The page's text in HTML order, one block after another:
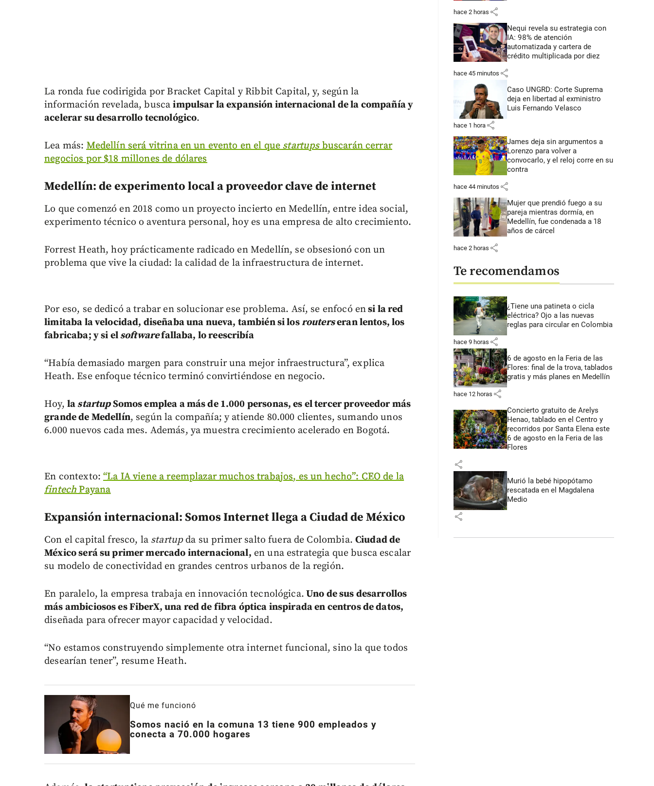
La ronda fue codirigida por Bracket Capital y Ribbit Capital, y, según la
información revelada, buscaimpulsar la expansión internacional de la compañía y
acelerar su desarrollo tecnológico.
Lea más:Medellín será vitrina en un evento en el questartupsbuscarán cerrar
negocios por $18 millones de dólares
Medellín: de experimento local a proveedor clave de internet
Lo que comenzó en 2018 como un proyecto incierto en Medellín, entre idea social,
experimento técnico o aventura personal, hoy es una empresa de alto crecimiento.
Forrest Heath, hoy prácticamente radicado en Medellín, se obsesionó con un
problema que vive la ciudad: la calidad de la infraestructura de internet.
Por eso, se dedicó a trabar en solucionar ese problema. Así, se enfocó ensi la red
limitaba la velocidad, diseñaba una nueva, también si losrouterseran lentos, los
fabricaba; y si el softwarefallaba, lo reescribía
“Había demasiado margen para construir una mejor infraestructura”, explica
Heath. Ese enfoque técnico terminó convirtiéndose en negocio.
Hoy, la startupSomos emplea a más de 1.000 personas, es el tercer proveedor más
grande de Medellín, según la compañía; y atiende 80.000 clientes, sumando unos
6.000 nuevos cada mes. Además, ya muestra crecimiento acelerado en Bogotá.
En contexto:“La IA viene a reemplazar muchos trabajos, es un hecho”: CEO de la
fintechPayana
Expansión internacional: Somos Internet llega a Ciudad de México
Con el capital fresco, la startup da su primer salto fuera de Colombia. Ciudad de
México será su primer mercado internacional, en una estrategia que busca escalar
su modelo de conectividad en grandes centros urbanos de la región.
En paralelo, la empresa trabaja en innovación tecnológica. Uno de sus desarrollos
más ambiciosos es FiberX, una red de fibra óptica inspirada en centros de datos,
diseñada para ofrecer mayor capacidad y velocidad.
“No estamos construyendo simplemente otra internet funcional, sino la que todos
desearían tener”, resume Heath.
Qué me funcionó
Somos nació en la comuna 13 tiene 900 empleados y
conecta a 70.000 hogares
hace 2 horas share
Nequi revela su estrategia con
IA: 98% de atención
automatizada y cartera de
crédito multiplicada por diez
hace 45 minutos share
Caso UNGRD: Corte Suprema
deja en libertad al exministro
Luis Fernando Velasco
hace 1 hora share
James deja sin argumentos a
Lorenzo para volver a
convocarlo, y el reloj corre en su
contra
hace 44 minutos share
Mujer que prendió fuego a su
pareja mientras dormía, en
Medellín, fue condenada a 18
años de cárcel
hace 2 horas share
Te recomendamos
¿Tiene una patineta o cicla
eléctrica? Ojo a las nuevas
reglas para circular en Colombia
hace 9 horas share
6 de agosto en la Feria de las
Flores: final de la trova, tablados
gratis y más planes en Medellín
hace 12 horas share
Concierto gratuito de Arelys
Henao, tablado en el Centro y
recorridos por Santa Elena este
6 de agosto en la Feria de las
Flores
share
Murió la bebé hipopótamo
rescatada en el Magdalena
Medio
share